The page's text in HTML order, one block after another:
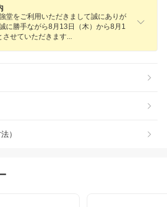
堂をご利用いただきまして誠にありが
に勝手ながら8月13日（木）から8月1
せていただきま す
）